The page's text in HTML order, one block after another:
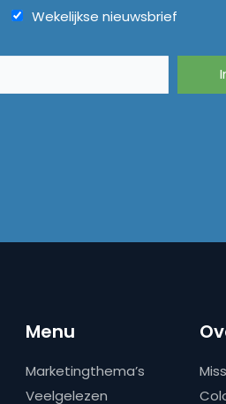
Wekelijkse nieuwsbrief
Menu
Marketingthema’s
Veelgelezen